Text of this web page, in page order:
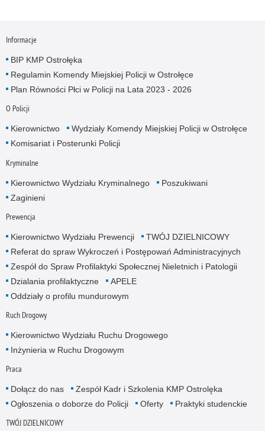
Informacje
BIP KMP Ostrołęka
Regulamin Komendy Miejskiej Policji w Ostrołęce
Plan Równości Płci w Policji na Lata 2023 - 2026
O Policji
Kierownictwo
Wydziały Komendy Miejskiej Policji w Ostrołęce
Komisariat i Posterunki Policji
Kryminalne
Kierownictwo Wydziału Kryminalnego
Poszukiwani
Zaginieni
Prewencja
Kierownictwo Wydziału Prewencji
TWÓJ DZIELNICOWY
Referat do spraw Wykroczeń i Postępowań Administracyjnych
Zespół do Spraw Profilaktyki Społecznej Nieletnich i Patologii
Dzialania profilaktyczne
APELE
Oddziały o profilu mundurowym
Ruch Drogowy
Kierownictwo Wydziału Ruchu Drogowego
Inżynieria w Ruchu Drogowym
Praca
Dołącz do nas
Zespół Kadr i Szkolenia KMP Ostrolęka
Ogłoszenia o doborze do Policji
Oferty Praktyki studenckie
TWÓJ DZIELNICOWY